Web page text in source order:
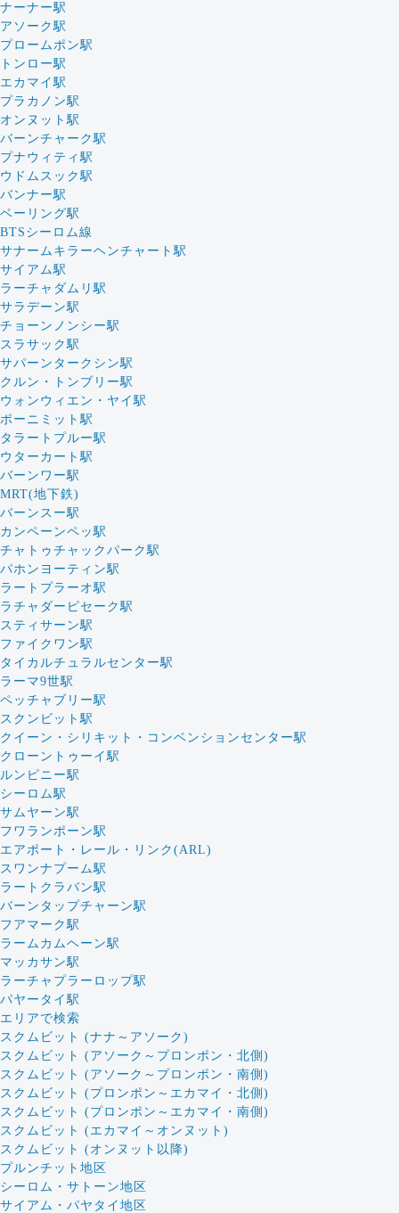
ナーナー駅
アソーク駅
プロームポン駅
トンロー駅
エカマイ駅
プラカノン駅
オンヌット駅
バーンチャーク駅
プナウィティ駅
ウドムスック駅
バンナー駅
ベーリング駅
BTSシーロム線
サナームキラーヘンチャート駅
サイアム駅
ラーチャダムリ駅
サラデーン駅
チョーンノンシー駅
スラサック駅
サパーンタークシン駅
クルン・トンブリー駅
ウォンウィエン・ヤイ駅
ポーニミット駅
タラートプルー駅
ウターカート駅
バーンワー駅
MRT(地下鉄)
バーンスー駅
カンペーンペッ駅
チャトゥチャックパーク駅
パホンヨーティン駅
ラートプラーオ駅
ラチャダーピセーク駅
スティサーン駅
ファイクワン駅
タイカルチュラルセンター駅
ラーマ9世駅
ペッチャブリー駅
スクンビット駅
クイーン・シリキット・コンベンションセンター駅
クローントゥーイ駅
ルンピニー駅
シーロム駅
サムヤーン駅
フワランポーン駅
エアポート・レール・リンク(ARL)
スワンナプーム駅
ラートクラバン駅
バーンタップチャーン駅
フアマーク駅
ラームカムヘーン駅
マッカサン駅
ラーチャプラーロップ駅
パヤータイ駅
エリアで検索
スクムビット (ナナ～アソーク)
スクムビット (アソーク～プロンポン・北側)
スクムビット (アソーク～プロンポン・南側)
スクムビット (プロンポン～エカマイ・北側)
スクムビット (プロンポン～エカマイ・南側)
スクムビット (エカマイ～オンヌット)
スクムビット (オンヌット以降)
プルンチット地区
シーロム・サトーン地区
サイアム・パヤタイ地区